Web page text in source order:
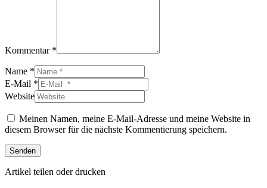
Kommentar *
Name *
E-Mail *
Website
Meinen Namen, meine E-Mail-Adresse und meine Website in
diesem Browser für die nächste Kommentierung speichern.
Senden
Artikel teilen oder drucken